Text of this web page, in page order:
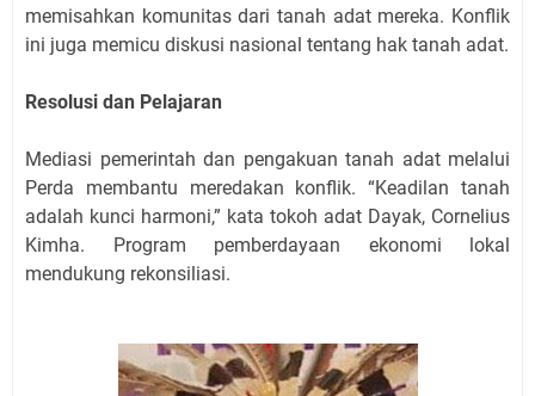
memisahkan komunitas dari tanah adat mereka. Konflik
ini juga memicu diskusi nasional tentang hak tanah adat.
Resolusi dan Pelajaran
Mediasi pemerintah dan pengakuan tanah adat melalui
Perda membantu meredakan konflik. “Keadilan tanah
adalah kunci harmoni,” kata tokoh adat Dayak, Cornelius
Kimha. Program pemberdayaan ekonomi lokal
mendukung rekonsiliasi.